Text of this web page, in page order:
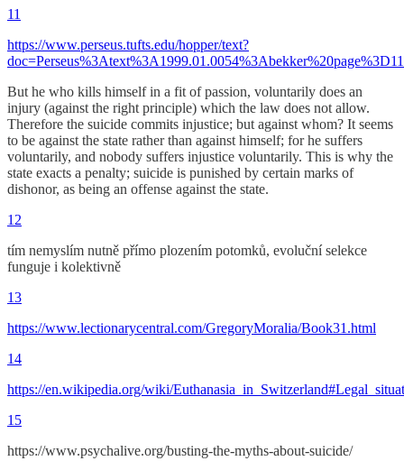
11
https://www.perseus.tufts.edu/hopper/text?
But he who kills himself in a fit of passion, voluntarily does an
injury (against the right principle) which the law does not allow.
Therefore the suicide commits injustice; but against whom? It seems
to be against the state rather than against himself; for he suffers
voluntarily, and nobody suffers injustice voluntarily. This is why the
state exacts a penalty; suicide is punished by certain marks of
dishonor, as being an offense against the state.
12
tím nemyslím nutně přímo plozením potomků, evoluční selekce
funguje i kolektivně
13
https://www.lectionarycentral.com/GregoryMoralia/Book31.html
14
https://en.wikipedia.org/wiki/
15
https://www.psychalive.org/busting-the-myths-about-suicide/